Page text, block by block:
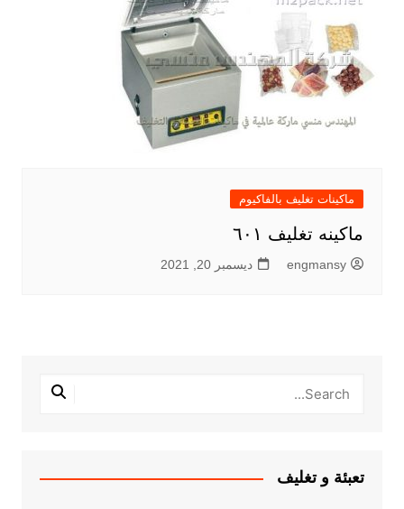
ماكينات تغليف بالفاكيوم
ماكينه تغليف ٦٠١
engmansy ديسمبر 20, 2021
تعبئة و تغليف